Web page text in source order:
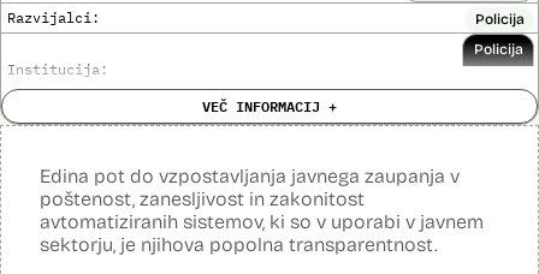
Razvijalci: Policija
Institucija:
Policija
Cena: Neznana ?
Analiza učinka na osebne podatke opravljena:
Posodobljeno: 3. december 2024
Sistem avtomatizirano zbira, obdeluje, presoja varnostna tveganja ter
VEČ INFORMACIJ +
Edina pot do vzpostavljanja javnega zaupanja v
poštenost, zanesljivost in zakonitost
avtomatiziranih sistemov, ki so v uporabi v javnem
sektorju, je njihova popolna transparentnost.